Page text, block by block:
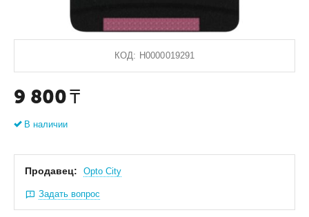
КОД: Н0000019291
9 800 ₸
В наличии
Продавец: Оpto City
Задать вопрос